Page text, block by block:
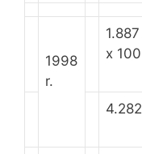
1998
r.
1.887
x 100
4.282